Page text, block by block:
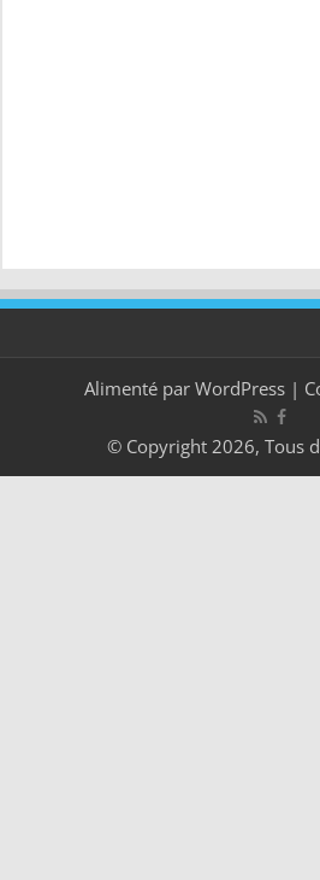
Alimenté par WordPress|
© Copyright 2026, Tous